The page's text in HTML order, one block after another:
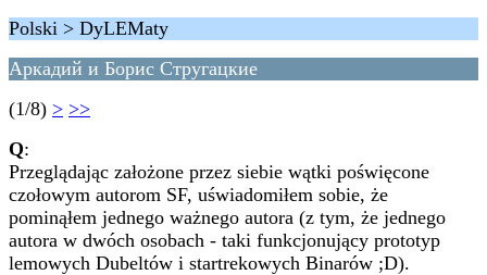
Polski > DyLEMaty
Аркадий и Борис Стругацкие
(1/8) > >>
Q:
Przeglądając założone przez siebie wątki poświęcone
czołowym autorom SF, uświadomiłem sobie, że
pominąłem jednego ważnego autora (z tym, że jednego
autora w dwóch osobach - taki funkcjonujący prototyp
lemowych Dubeltów i startrekowych Binarów ;D).